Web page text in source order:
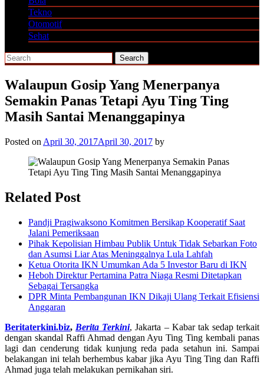
Tekno
Otomotif
Sehat
Walaupun Gosip Yang Menerpanya
Semakin Panas Tetapi Ayu Ting Ting
Masih Santai Menanggapinya
Posted on April 30, 2017April 30, 2017 by
Related Post
Pandji Pragiwaksono Komitmen Bersikap Kooperatif Saat
Jalani Pemeriksaan
Pihak Kepolisian Himbau Publik Untuk Tidak Sebarkan Foto
dan Asumsi Liar Atas Meninggalnya Lula Lahfah
Ketua Otorita IKN Umumkan Ada 5 Investor Baru di IKN
Heboh Direktur Pertamina Patra Niaga Resmi Ditetapkan
Sebagai Tersangka
DPR Minta Pembangunan IKN Dikaji Ulang Terkait Efisiensi
Anggaran
Beritaterkini.biz, Berita Terkini, Jakarta – Kabar tak sedap terkait
dengan skandal Raffi Ahmad dengan Ayu Ting Ting kembali panas
lagi dan cenderung tidak kunjung reda pada setahun ini. Sampai
belakangan ini telah berhembus kabar jika Ayu Ting Ting dan Raffi
Ahmad juga telah melakukan pernikahan siri.